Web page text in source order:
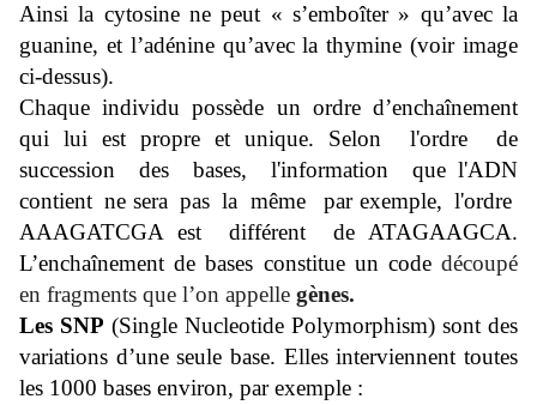
Ainsi la cytosine ne peut « s’emboîter » qu’avec la
guanine, et l’adénine qu’avec la thymine (voir image
ci-dessus).
Chaque individu possède un ordre d’enchaînement
qui lui est propre et unique. Selon l'ordre de
succession des bases, l'information que l'ADN
contient ne sera pas la même ­ par exemple, l'ordre
AAAGATCGA est différent de ATAGAAGCA.
L’enchaînement de bases constitue un code découpé
en fragments que l’on appelle gènes.
Les SNP (Single Nucleotide Polymorphism) sont des
variations d’une seule base. Elles interviennent toutes
les 1000 bases environ, par exemple :